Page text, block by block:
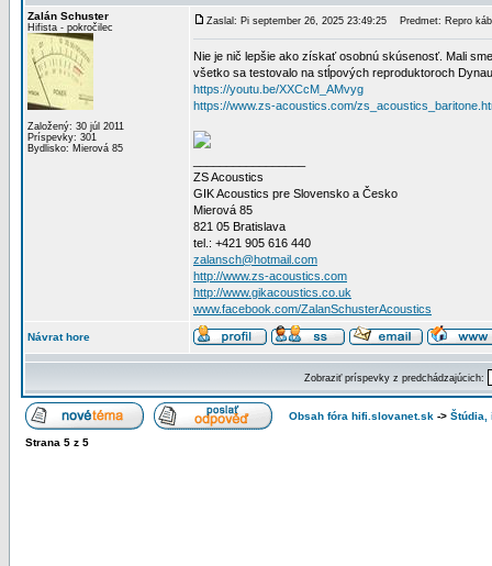
Zalán Schuster
Hifista - pokročilec
Založený: 30 júl 2011
Príspevky: 301
Bydlisko: Mierová 85
Zaslal: Pi september 26, 2025 23:49:25 Predmet: Repro
Nie je nič lepšie ako získať osobnú skúsenosť. Mali
všetko sa testovalo na stĺpových reproduktoroch
https://youtu.be/XXCcM_AMvyg
https://www.zs-acoustics.com/
ZS Acoustics
GIK Acoustics pre Slovensko a Česko
Mierová 85
821 05 Bratislava
tel.: +421 905 616 440
zalansch@hotmail.com
http://www.zs-acoustics.com
http://www.gikacoustics.co.uk
www.facebook.com/ZalanSchusterAcoustics
Návrat hore
Zobraziť príspevky z predchádzajúcich:
Obsah fóra hifi.slovanet.sk -> Štúdia,
Strana 5 z 5